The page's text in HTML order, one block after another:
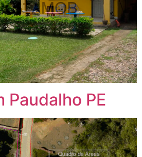
Paudalho PE